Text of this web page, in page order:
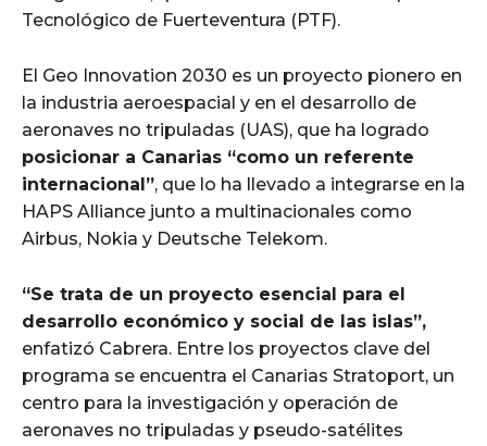
Tecnológico de Fuerteventura (PTF).
El Geo Innovation 2030 es un proyecto pionero en
la industria aeroespacial y en el desarrollo de
aeronaves no tripuladas (UAS), que ha logrado
posicionar a Canarias “como un referente
internacional”, que lo ha llevado a integrarse en la
HAPS Alliance junto a multinacionales como
Airbus, Nokia y Deutsche Telekom.
“Se trata de un proyecto esencial para el
desarrollo económico y social de las islas”,
enfatizó Cabrera. Entre los proyectos clave del
programa se encuentra el Canarias Stratoport, un
centro para la investigación y operación de
aeronaves no tripuladas y pseudo-satélites